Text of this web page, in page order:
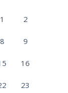
1 2
8 9
16
23